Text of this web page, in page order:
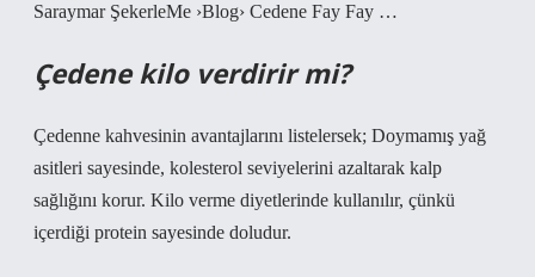
Saraymar ŞekerleMe ›Blog› Cedene Fay Fay …
Çedene kilo verdirir mi?
Çedenne kahvesinin avantajlarını listelersek; Doymamış yağ
asitleri sayesinde, kolesterol seviyelerini azaltarak kalp
sağlığını korur. Kilo verme diyetlerinde kullanılır, çünkü
içerdiği protein sayesinde doludur.